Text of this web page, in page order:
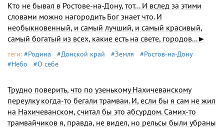
Кто не бывал в Ростове-на-Дону, тот... И вслед за этими
словами можно нагородить Бог знает что. И
необыкновенный, и самый луч­ший, и самый красивый,
самый богатый из всех, какие есть на свете, городов...►
теги: #Родина #Донской край #Земля
#Ростов-на-Дону
#Небо
#О себе
Трудно поверить, что по узенькому Нахичеванскому
переулку когда-то бегали трамваи. И, если бы я сам не жил
на Нахичеванском, считал бы это абсурдом. Самих-то
трамвайчиков я, правда, не видел, но рельсы были убраны